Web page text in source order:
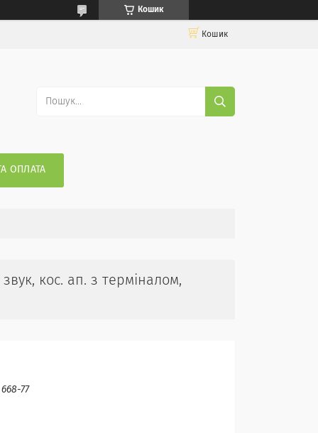
Кошик
Кошик
ОПЛАТА
кос. ап. з терміналом,
668-77